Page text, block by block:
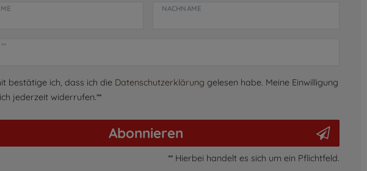
NACHNAME
bestätige ich, dass ich die Daten­schutz­erklärung gelesen habe. Meine Einwilligung
jederzeit widerrufen.**
Abonnieren
** Hierbei handelt es sich um ein Pflichtfeld.